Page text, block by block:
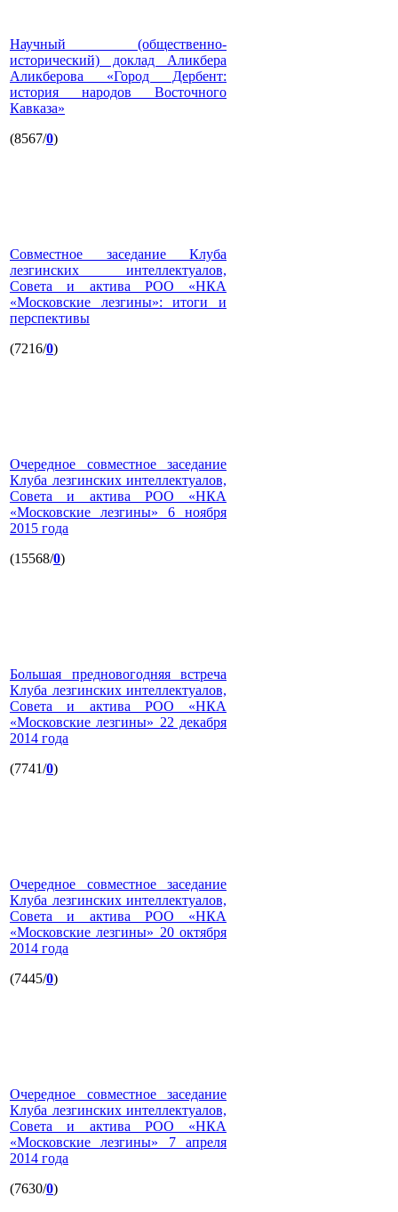
Научный (общественно-
исторический) доклад Аликбера
Аликберова «Город Дербент:
история народов Восточного
Кавказа»
(8567/0)
Совместное заседание Клуба
лезгинских интеллектуалов,
Совета и актива РОО «НКА
«Московские лезгины»: итоги и
перспективы
(7216/0)
Очередное совместное заседание
Клуба лезгинских интеллектуалов,
Совета и актива РОО «НКА
«Московские лезгины» 6 ноября
2015 года
(15568/0)
Большая предновогодняя встреча
Клуба лезгинских интеллектуалов,
Совета и актива РОО «НКА
«Московские лезгины» 22 декабря
2014 года
(7741/0)
Очередное совместное заседание
Клуба лезгинских интеллектуалов,
Совета и актива РОО «НКА
«Московские лезгины» 20 октября
2014 года
(7445/0)
Очередное совместное заседание
Клуба лезгинских интеллектуалов,
Совета и актива РОО «НКА
«Московские лезгины» 7 апреля
2014 года
(7630/0)